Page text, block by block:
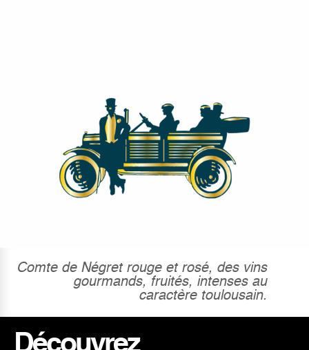
Comte de Négret rouge et rosé, des vins
gourmands, fruités, intenses au
caractère toulousain.